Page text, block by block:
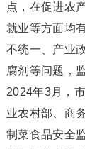
点，在促进农
就业等方面均
不统一、产业
腐剂等问题，
2024年3月，
业农村部、商
制菜食品安全